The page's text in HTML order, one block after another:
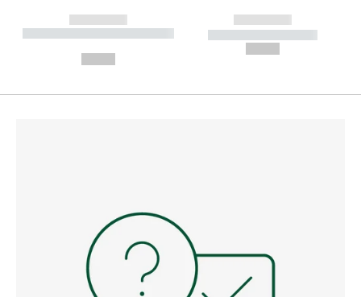
------------
----------- ----------- --------
------------
----------- -----------